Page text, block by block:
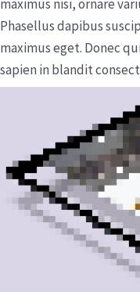
maximus nisi, ornare
Phasellus dapibus
maximus eget. Donec
sapien in blandit